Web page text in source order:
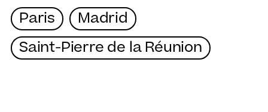
Paris
Madrid
Saint-Pierre de la Réunion